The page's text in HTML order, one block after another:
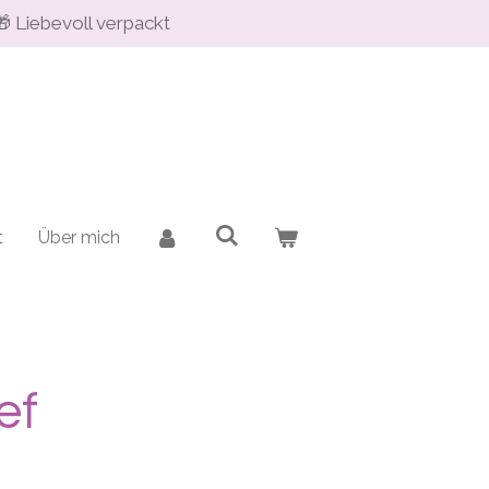
Liebevoll verpackt
Über mich